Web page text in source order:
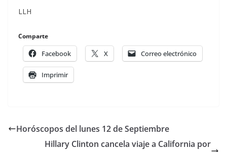
LLH
Comparte
Facebook X Correo electrónico
Imprimir
Horóscopos del lunes 12 de Septiembre
Hillary Clinton cancela viaje a California por